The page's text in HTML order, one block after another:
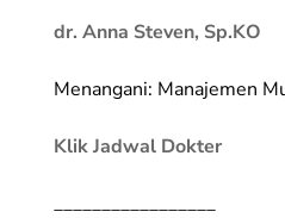
dr. Anna Steven, Sp.KO
Menangani: Manajemen
Klik Jadwal Dokter
_________________